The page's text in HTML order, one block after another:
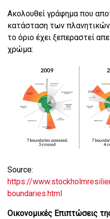
Ακολουθεί γράφημα που
κατάσταση των
το όριο έχει ξεπεραστεί
χρώμα:
Source:
https://
boundaries.html
Οικονομικές Επιπτώσεις